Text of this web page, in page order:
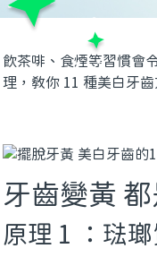
飲茶啡、食煙等習慣會
理，教你 11 種美白牙
牙齒變黃
原理 1 ：琺